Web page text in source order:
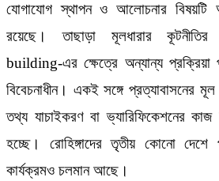
যোগাযোগ স্থাপন ও আলোচনার বিষয়টি
রয়েছে। তাছাড়া মূলধারার
building-এর ক্ষেত্রে অন্যান্য প্রক্রিয়া
বিবেচনাধীন। একই সঙ্গে প্রত্যাবাসনের মূল
তথ্য যাচাইকরণ বা ভ্যারিফিকেশনের কাজ
হচ্ছে। রোহিঙ্গাদের তৃতীয় কোনো দেশে
কার্যক্রমও চলমান আছে।